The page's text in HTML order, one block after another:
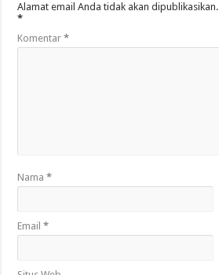
Alamat email Anda tidak akan dipublikasikan.
*
Komentar*
Nama*
Email*